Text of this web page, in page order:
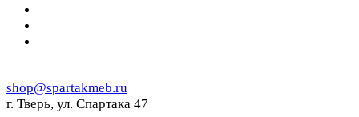
shop@spartakmeb.ru
г. Тверь, ул. Спартака 47